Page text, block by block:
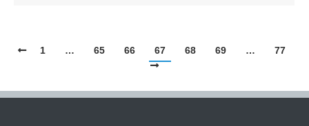
1 … 65 66 67 68 69 … 77